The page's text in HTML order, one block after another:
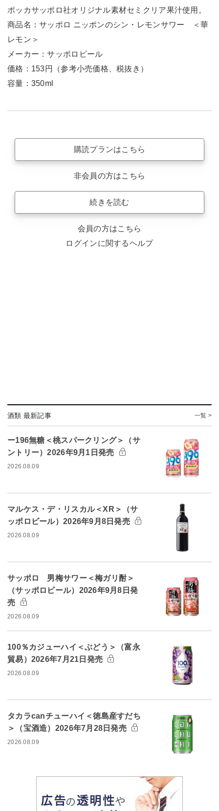
ポッカサッポロ社オリジナル素材セミクリア果汁使用。
商品名：サッポロ ニッポンのシン・レモンサワー ＜華
レモン＞
メーカー：サッポロビール
価格：153円（参考小売価格、税抜き）
容量：350ml
購読プランはこちら
非会員の方はこちら
続きを読む
会員の方はこちら
ログインに関するヘルプ
酒類 最新記事 一覧 >
ー196無糖＜桃スパークリング＞（サ
ントリー）2026年9月1日発売
2026.08.09
マルケス・デ・リスカル＜XR＞（サ
ッポロビール）2026年9月8日発売
2026.08.09
サッポロ 男梅サワー＜梅ガリ酎＞
（サッポロビール）2026年9月8日発
売
2026.08.09
100％カジューハイ＜ぶどう＞（富永
貿易）2026年7月21日発売
2026.08.09
タカラcanチューハイ＜徳島産すだち
＞（宝酒造）2026年7月28日発売
2026.08.09